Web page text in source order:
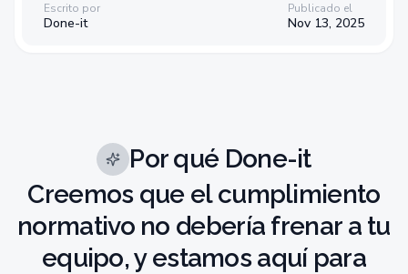
Escrito por
Done-it
Publicado el
Nov 13, 2025
Por qué Done-it
Creemos que el cumplimiento
normativo no debería frenar a tu
equipo, y estamos aquí para